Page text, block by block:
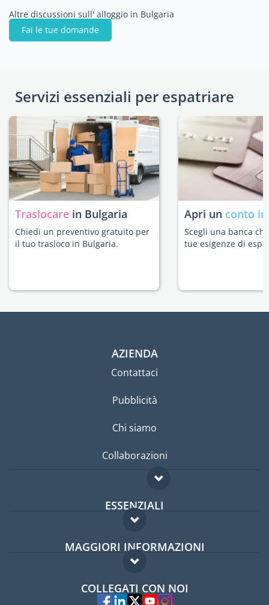
Altre discussioni sull' alloggio in Bulgaria
Fai le tue domande
Servizi essenziali per espatriare
Traslocare in Bulgaria
Chiedi un preventivo gratuito per
il tuo trasloco in Bulgaria.
Apri un conto
Scegli una banca
tue esigenze di
AZIENDA
Contattaci
Pubblicità
Chi siamo
Collaborazioni
ESSENZIALI
Forum per expat
Guida per expat
MAGGIORI INFORMAZIONI
Domande frequenti
Esperti
COLLEGATI CON NOI